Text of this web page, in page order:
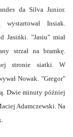
da Silva Junior.
Insiak.
Jasińki. "Jasiu" miał
strzał na bramkę.
stronie siatki. W
Nowak. "Gregor"
Dwie minuty później
Adamczewski. Na